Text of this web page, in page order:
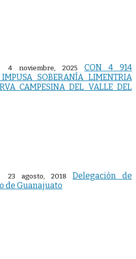
4 noviembre, 2025
CON 4 914
SOBERANÍA LIMENTRIA
CAMPESINA DEL VALLE DEL
23 agosto, 2018
Delegaciòn de
de Guanajuato